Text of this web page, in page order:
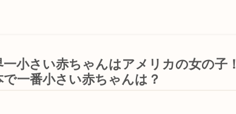
一小さい赤ちゃんはアメリカの女の子！
で一番小さい赤ちゃんは？